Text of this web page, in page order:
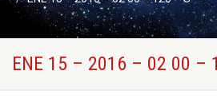
ENE 15 – 2016 – 02 00 –